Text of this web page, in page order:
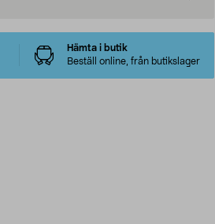
Hämta i butik
Beställ online, från butikslager